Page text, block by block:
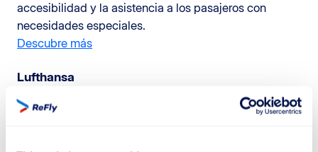
accesibilidad y la asistencia a los pasajeros con
necesidades especiales.
Descubre más
Lufthansa
Ofrecen asistencia en el aeropuerto y a bordo, y
cuentan con procedimientos para garantizar que los
necesario.